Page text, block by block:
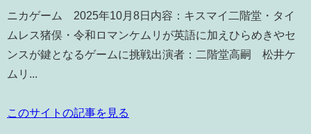
ニカゲーム 2025年10月8日内容：キスマイ二階堂・タイ
ムレス猪俣・令和ロマンケムリが英語に加えひらめきやセ
ンスが鍵となるゲームに挑戦出演者：二階堂高嗣 松井ケ
ムリ...
このサイトの記事を見る